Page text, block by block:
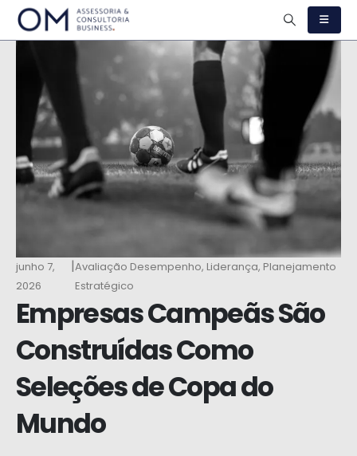
junho 7,
2026
|Avaliação Desempenho, Liderança, Planejamento
Estratégico
Empresas Campeãs São
Construídas Como
Seleções de Copa do
Mundo